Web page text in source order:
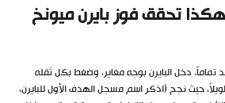
هكذا تحقق فوز بايرن ميونخ
تماماً. دخل البايرن بوجه مغاير، وضغط بكل ثقله
حيث نجح (اذكر اسم مسجل الهدف الأول للبايرن،